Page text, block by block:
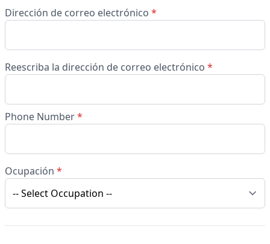
Dirección de correo electrónico *
Reescriba la dirección de correo electrónico *
Phone Number*
Ocupación *